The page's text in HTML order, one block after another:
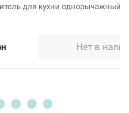
LEB4-A123-T